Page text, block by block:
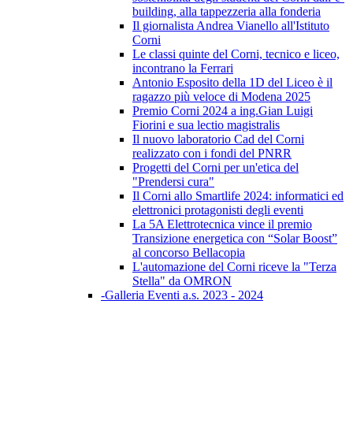
building, alla tappezzeria alla fonderia
Il giornalista Andrea Vianello all'Istituto
Corni
Le classi quinte del Corni, tecnico e liceo,
incontrano la Ferrari
Antonio Esposito della 1D del Liceo è il
ragazzo più veloce di Modena 2025
Premio Corni 2024 a ing.Gian Luigi
Fiorini e sua lectio magistralis
Il nuovo laboratorio Cad del Corni
realizzato con i fondi del PNRR
Progetti del Corni per un'etica del
"Prendersi cura"
Il Corni allo Smartlife 2024: informatici ed
elettronici protagonisti degli eventi
La 5A Elettrotecnica vince il premio
Transizione energetica con “Solar Boost”
al concorso Bellacopia
L'automazione del Corni riceve la "Terza
Stella" da OMRON
-Galleria Eventi a.s. 2023 - 2024